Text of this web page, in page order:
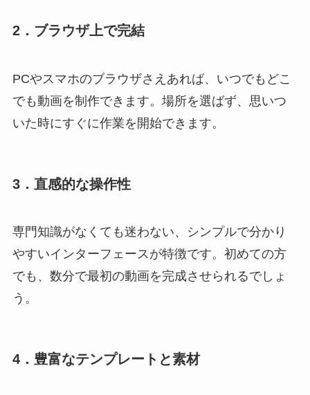
2． ブラウザ上で完結
PCやスマホのブラウザさえあれば、いつでもどこ
でも動画を制作できます。場所を選ばず、思いつ
いた時にすぐに作業を開始できます。
3． 直感的な操作性
専門知識がなくても迷わない、シンプルで分かり
やすいインターフェースが特徴です。初めての方
でも、数分で最初の動画を完成させられるでしょ
う。
4． 豊富なテンプレートと素材